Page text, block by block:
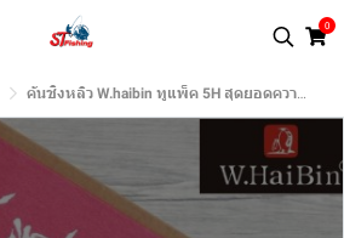
0
คันชิงหลิว W.haibin ทูแพ็ค 5H สุดยอดความแข็ง (ไม้เรียวอำมหิต)